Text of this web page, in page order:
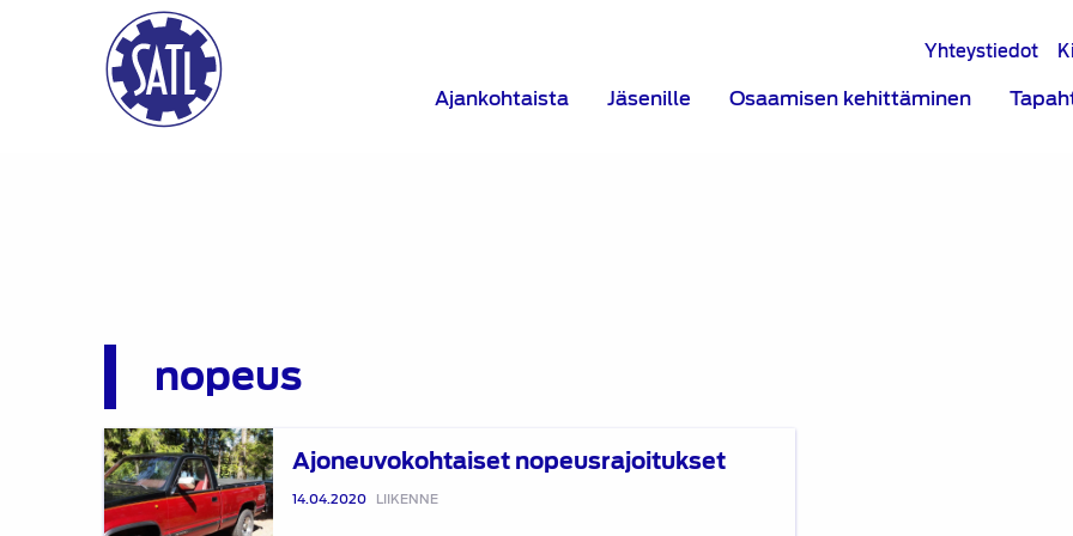
Yhteystiedot
Ajankohtaista Jäsenille Osaamisen kehittäminen
nopeus
Ajoneuvokohtaiset nopeusrajoitukset
14.04.2020 LIIKENNE
Ajoneuvokohtaiset
nopeusrajoitukset